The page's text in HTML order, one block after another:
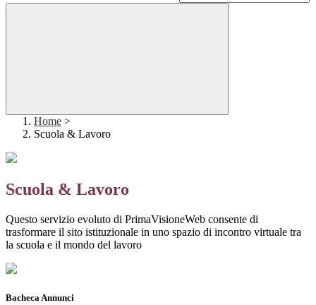
Home >
Scuola & Lavoro
Scuola & Lavoro
Questo servizio evoluto di PrimaVisioneWeb consente di
trasformare il sito istituzionale in uno spazio di incontro virtuale tra
la scuola e il mondo del lavoro
Bacheca Annunci